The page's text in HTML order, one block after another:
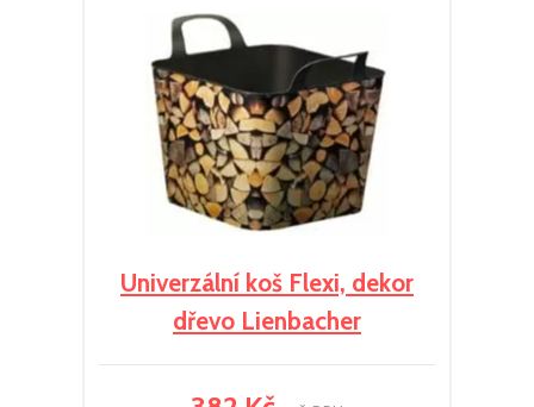
Univerzální koš Flexi, dekor
dřevo Lienbacher